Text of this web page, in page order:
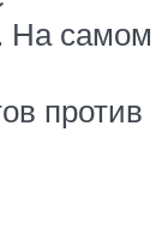
На самом
против